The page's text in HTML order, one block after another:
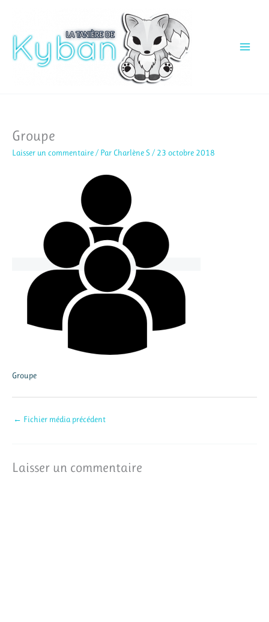
contenu
Groupe
Laisser un commentaire / Par Charlène S / 23 octobre 2018
Groupe
← Fichier média précédent
Laisser un commentaire